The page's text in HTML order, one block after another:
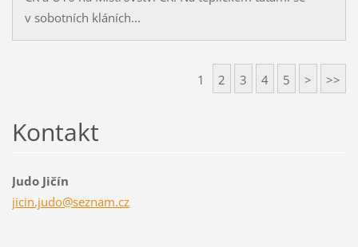
v sobotních kláních...
1 2 3 4 5 > >>
Kontakt
Judo Jičín
jicin.judo@seznam.cz